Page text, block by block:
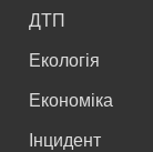
ДТП
Екологія
Економіка
Інцидент